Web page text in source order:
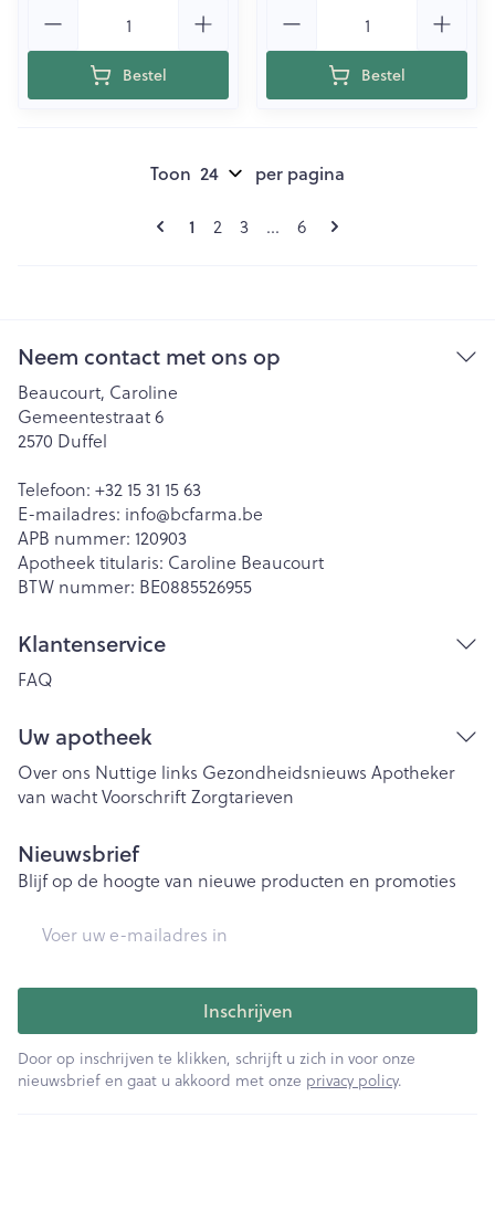
Bestel Bestel
Pagina's
U lees momenteel pagina
1 Pagina
2 Pagina
3 ... Pagina
6
Toon per pagina
Neem contact met ons op
Beaucourt, Caroline
Gemeentestraat 6
2570 Duffel
Telefoon: +32 15 31 15 63
E-mailadres: info@bcfarma.be
APB nummer: 120903
Apotheek titularis: Caroline Beaucourt
BTW nummer: BE0885526955
Klantenservice
FAQ
Uw apotheek
Over ons Nuttige links Gezondheidsnieuws Apotheker
van wachtVoorschriftZorgtarieven
Nieuwsbrief
Blijf op de hoogte van nieuwe producten en promoties
Inschrijven
Door op inschrijven te klikken, schrijft u zich in voor onze
nieuwsbrief en gaat u akkoord met onze privacy policy.